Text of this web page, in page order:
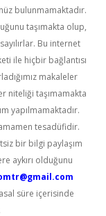
bulunmamaktadır.
taşımakta olup,
Bu internet
ile hiçbir bağlantısı
makaleler
niteliği taşımamakta
yapılmamaktadır.
tesadüfidir.
bir bilgi paylaşım
aykırı olduğunu
süre içerisinde